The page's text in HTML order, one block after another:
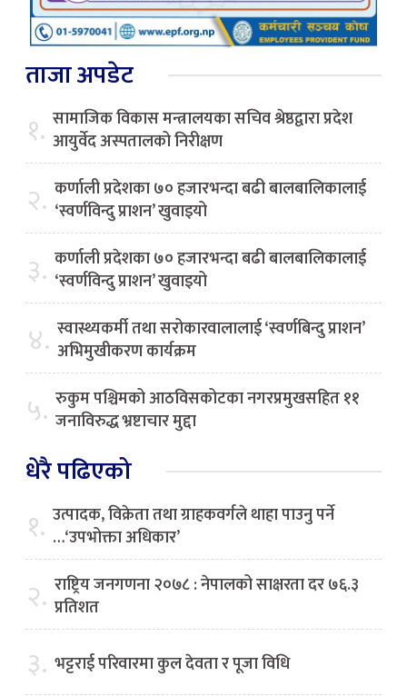
ताजा अपडेट
१. सामाजिक विकास मन्त्रालयका सचिव श्रेष्ठद्वारा प्रदेश
आयुर्वेद अस्पतालको निरीक्षण
२. कर्णाली प्रदेशका ७० हजारभन्दा बढी बालबालिकालाई
‘स्वर्णविन्दु प्राशन’ खुवाइयो
३. कर्णाली प्रदेशका ७० हजारभन्दा बढी बालबालिकालाई
‘स्वर्णविन्दु प्राशन’ खुवाइयो
४. स्वास्थ्यकर्मी तथा सरोकारवालालाई ‘स्वर्णबिन्दु प्राशन’
अभिमुखीकरण कार्यक्रम
५. रुकुम पश्चिमको आठविसकोटका नगरप्रमुखसहित ११
जनाविरुद्ध भ्रष्टाचार मुद्दा
धेरै पढिएको
१. उत्पादक, विक्रेता तथा ग्राहकवर्गले थाहा पाउनु पर्ने
…‘उपभोक्ता अधिकार’
२. राष्ट्रिय जनगणना २०७८ : नेपालको साक्षरता दर ७६.३
प्रतिशत
३. भट्टराई परिवारमा कुल देवता र पूजा विधि